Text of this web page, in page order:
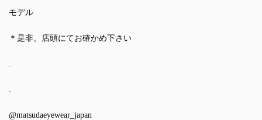
モデル
＊是非、店頭にてお確かめ下さい
@matsudaeyewear_japan